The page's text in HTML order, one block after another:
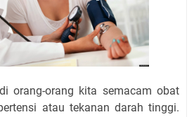
orang-orang kita semacam obat
atau tekanan darah tinggi.